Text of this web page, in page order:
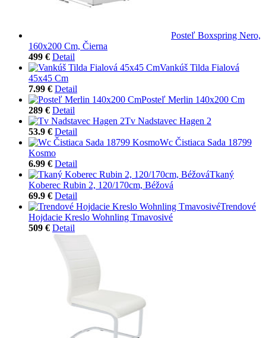
Posteľ Boxspring Nero,
160x200 Cm, Čierna
499 € Detail
Vankúš Tilda Fialová
45x45 Cm
7.99 € Detail
Posteľ Merlin 140x200 Cm
289 € Detail
Tv Nadstavec Hagen 2
53.9 € Detail
Wc Čistiaca Sada 18799
Kosmo
6.99 € Detail
Tkaný
Koberec Rubin 2, 120/170cm, Béžová
69.9 € Detail
Trendové
Hojdacie Kreslo Wohnling Tmavosivé
509 € Detail